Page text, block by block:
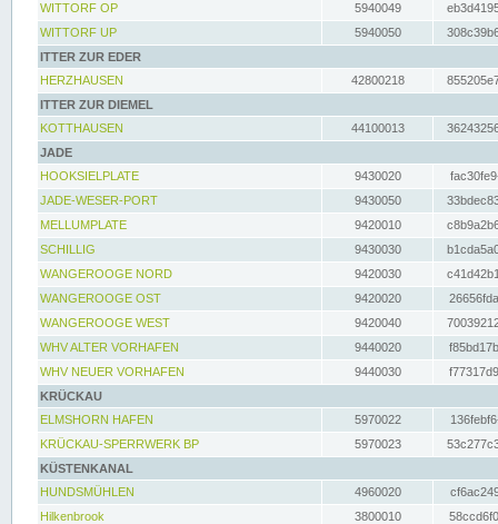
WITTORF OP
5940049
WITTORF UP
5940050
ITTER ZUR EDER
HERZHAUSEN
42800218
ITTER ZUR DIEMEL
KOTTHAUSEN
44100013
JADE
HOOKSIELPLATE
9430020
JADE-WESER-PORT
9430050
MELLUMPLATE
9420010
SCHILLIG
9430030
WANGEROOGE NORD
9420030
WANGEROOGE OST
9420020
WANGEROOGE WEST
9420040
WHV ALTER VORHAFEN
9440020
WHV NEUER VORHAFEN
9440030
KRÜCKAU
ELMSHORN HAFEN
5970022
KRÜCKAU-SPERRWERK BP
5970023
KÜSTENKANAL
HUNDSMÜHLEN
4960020
Hilkenbrook
3800010